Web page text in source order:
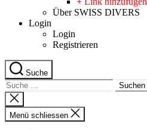
Über SWISS DIVERS
Login
Login
Registrieren
Suche
Suche
nach:
Suche
schliessen
Menü schliessen